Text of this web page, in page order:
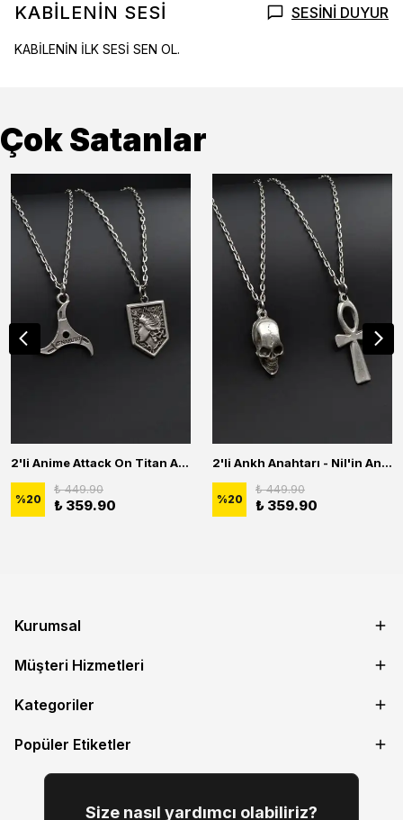
KABİLENİN SESİ SESİNİ DUYUR
KABİLENİN İLK SESİ SEN OL.
Çok Satanlar
2'li Anime Attack On Titan Acrylic Maria Anime Naruto Erkek Kadın Kolye Seti
%20
₺ 449.90
₺ 359.90
2'li Ankh Anahtarı - Nil'in Anahtarı - Kuru Kafa Erkek Kadın Kolye Seti
%20
₺ 449.90
₺ 359.90
Kurumsal
Müşteri Hizmetleri
Kategoriler
Popüler Etiketler
Size nasıl yardımcı olabiliriz?